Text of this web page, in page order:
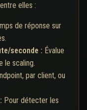
elles :
de réponse sur
seconde : Évalue
le scaling.
par client, ou
Pour détecter les